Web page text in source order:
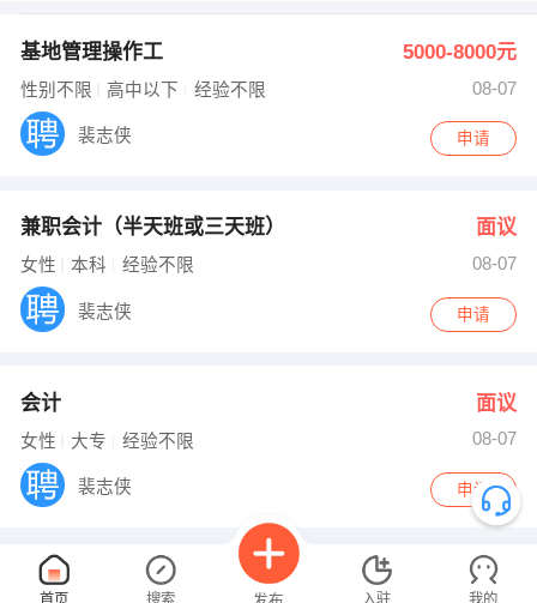
基地管理操作工 5000-8000元
性别不限 高中以下 经验不限 08-07
裴志侠 申请
兼职会计（半天班或三天班） 面议
女性 本科 经验不限 08-07
裴志侠 申请
会计 面议
女性 大专 经验不限 08-07
裴志侠 申请
已经没有咯...